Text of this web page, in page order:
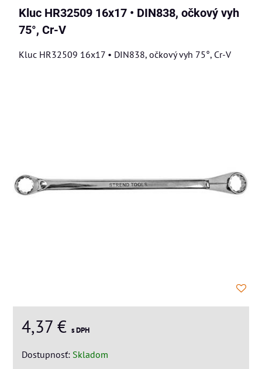
Kluc HR32509 16x17 • DIN838, očkový vyh
75°, Cr-V
Kluc HR32509 16x17 • DIN838, očkový vyh 75°, Cr-V
4,37 € s DPH
Dostupnosť: Skladom